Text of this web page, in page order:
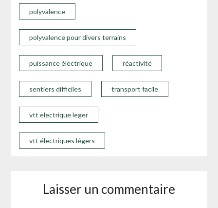
polyvalence
polyvalence pour divers terrains
puissance électrique réactivité
sentiers difficiles transport facile
vtt electrique leger
vtt électriques légers
Laisser un commentaire